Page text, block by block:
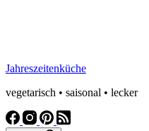
Jahreszeitenküche
vegetarisch • saisonal • lecker